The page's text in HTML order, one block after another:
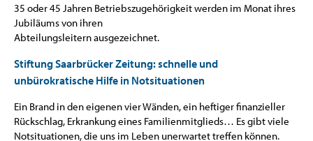
35 oder 45 Jahren Betriebszugehörigkeit werden im Monat ihres
Jubiläums von ihren
Abteilungsleitern ausgezeichnet.
Stiftung Saarbrücker Zeitung: schnelle und
unbürokratische Hilfe in Notsituationen
Ein Brand in den eigenen vier Wänden, ein heftiger finanzieller
Rückschlag, Erkrankung eines Familienmitglieds… Es gibt viele
Notsituationen, die uns im Leben unerwartet treffen können.